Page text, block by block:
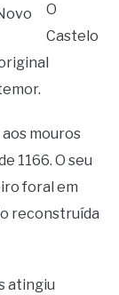
O
Castelo
mouros
1166. O seu
foral em
reconstruída
atingiu